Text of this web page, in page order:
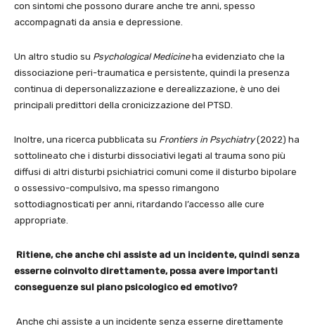
con sintomi che possono durare anche tre anni, spesso
accompagnati da ansia e depressione.
Un altro studio su Psychological Medicineha evidenziato che la
dissociazione peri-traumatica e persistente, quindi la presenza
continua di depersonalizzazione e derealizzazione, è uno dei
principali predittori della cronicizzazione del PTSD.
Inoltre, una ricerca pubblicata su Frontiers in Psychiatry(2022) ha
sottolineato che i disturbi dissociativi legati al trauma sono più
diffusi di altri disturbi psichiatrici comuni come il disturbo bipolare
o ossessivo-compulsivo, ma spesso rimangono
sottodiagnosticati per anni, ritardando l’accesso alle cure
appropriate.
Ritiene, che anche chi assiste ad un incidente, quindi senza
esserne coinvolto direttamente, possa avere importanti
conseguenze sul piano psicologico ed emotivo?
Anche chi assiste a un incidente senza esserne direttamente